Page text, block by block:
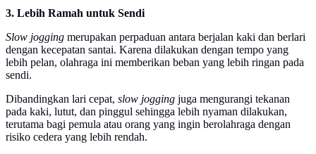
3. Lebih Ramah untuk Sendi
Slow jogging merupakan perpaduan antara berjalan kaki dan berlari
dengan kecepatan santai. Karena dilakukan dengan tempo yang
lebih pelan, olahraga ini memberikan beban yang lebih ringan pada
sendi.
Dibandingkan lari cepat, slow jogging juga mengurangi tekanan
pada kaki, lutut, dan pinggul sehingga lebih nyaman dilakukan,
terutama bagi pemula atau orang yang ingin berolahraga dengan
risiko cedera yang lebih rendah.